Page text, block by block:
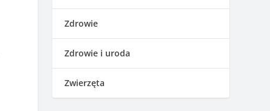
Zdrowie
Zdrowie i uroda
Zwierzęta